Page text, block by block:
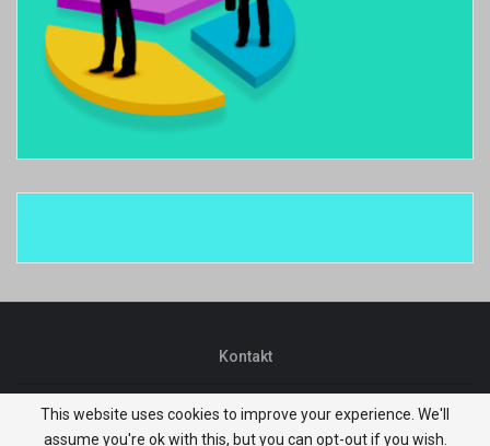
Kontakt
© 2026 - Niksic.biz. All Rights Reserved.
This website uses cookies to improve your experience. We'll
assume you're ok with this, but you can opt-out if you wish.